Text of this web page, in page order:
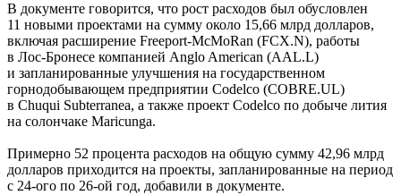
В документе говорится, что рост расходов был обусловлен
11 новыми проектами на сумму около 15,66 млрд долларов,
включая расширение Freeport-McMoRan (FCX.N), работы
в Лос-Бронесе компанией Anglo American (AAL.L)
и запланированные улучшения на государственном
горнодобывающем предприятии Codelco (COBRE.UL)
в Chuqui Subterranea, а также проект Codelco по добыче лития
на солончаке Maricunga.
Примерно 52 процента расходов на общую сумму 42,96 млрд
долларов приходится на проекты, запланированные на период
с 24-ого по 26-ой год, добавили в документе.